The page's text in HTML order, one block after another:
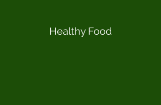
Healthy Food